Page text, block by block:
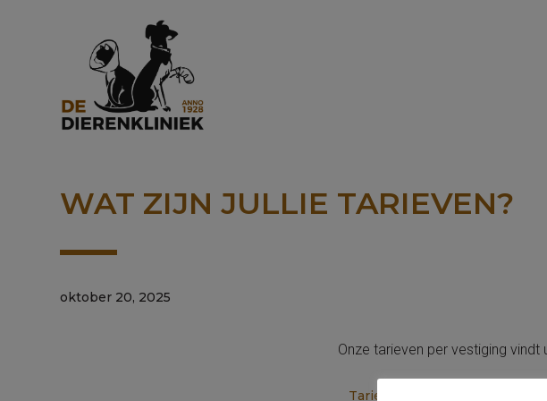
WAT ZIJN JULLIE TARIEVEN?
oktober 20, 2025
Onze tarieven per vestiging vindt
Tarieven Dierenkliniek